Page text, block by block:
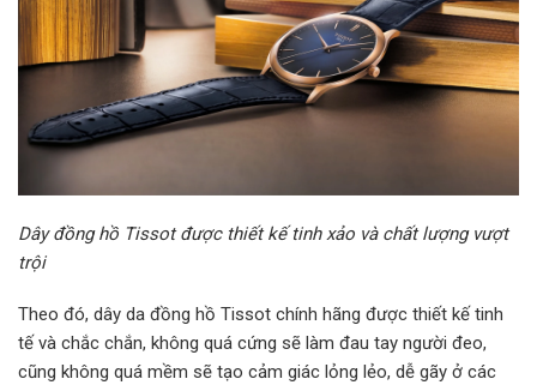
Dây đồng hồ Tissot được thiết kế tinh xảo và chất lượng vượt
trội
Theo đó, dây da đồng hồ Tissot chính hãng được thiết kế tinh
tế và chắc chắn, không quá cứng sẽ làm đau tay người đeo,
cũng không quá mềm sẽ tạo cảm giác lỏng lẻo, dễ gãy ở các